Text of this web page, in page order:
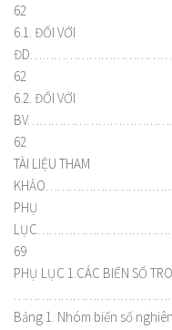
62
6.1. ĐỐI VỚI
62
6.2. ĐỐI VỚI
62
TÀI LIỆU THAM
PHỤ
69
PHỤ LỤC 1.CÁC BIẾN SỐ
Bảng 1. Nhóm biến số